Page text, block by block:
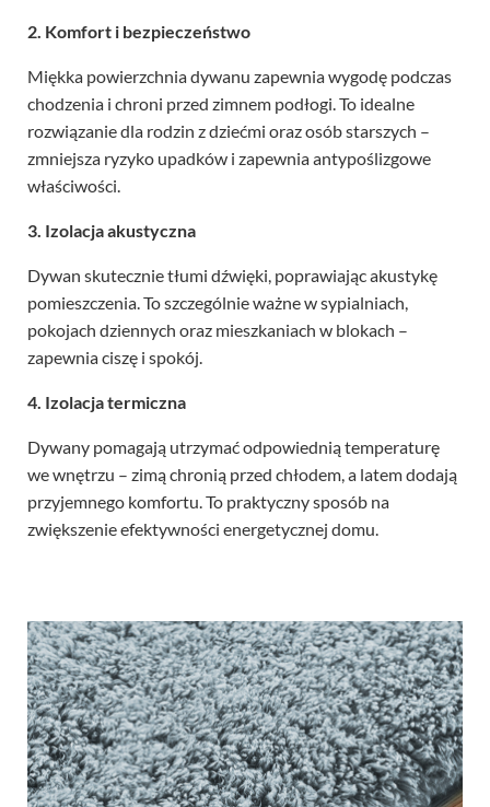
2. Komfort i bezpieczeństwo
Miękka powierzchnia dywanu zapewnia wygodę podczas
chodzenia i chroni przed zimnem podłogi. To idealne
rozwiązanie dla rodzin z dziećmi oraz osób starszych –
zmniejsza ryzyko upadków i zapewnia antypoślizgowe
właściwości.
3. Izolacja akustyczna
Dywan skutecznie tłumi dźwięki, poprawiając akustykę
pomieszczenia. To szczególnie ważne w sypialniach,
pokojach dziennych oraz mieszkaniach w blokach –
zapewnia ciszę i spokój.
4. Izolacja termiczna
Dywany pomagają utrzymać odpowiednią temperaturę
we wnętrzu – zimą chronią przed chłodem, a latem dodają
przyjemnego komfortu. To praktyczny sposób na
zwiększenie efektywności energetycznej domu.